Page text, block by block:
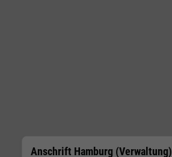
Anschrift Hamburg (Verwaltung)